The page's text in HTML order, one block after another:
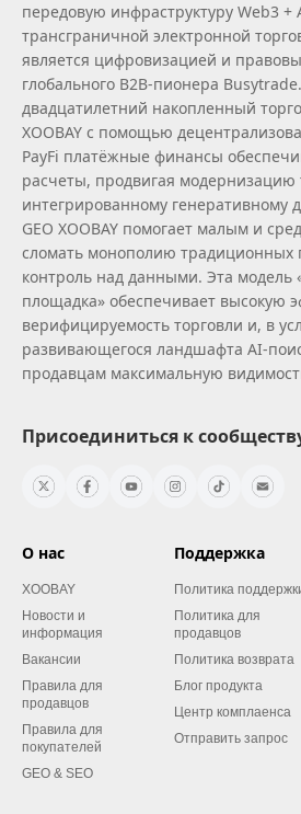
передовую инфраструктуру Web3 +
трансграничной электронной
является цифровизацией и
глобального B2B‑пионера
двадцатилетний накопленный
XOOBAY с помощью
PayFi платёжные финансы
расчеты, продвигая модернизацию
интегрированному генеративному
GEO XOOBAY помогает малым и
сломать монополию традиционных
контроль над данными. Эта модель
площадка» обеспечивает высокую
верифицируемость торговли и, в
развивающегося ландшафта
продавцам максимальную
Присоединиться к
О нас
XOOBAY
Новости и
информация
Вакансии
Правила для
продавцов
Правила для
покупателей
GEO & SEO
Поддержка
Политика
Политика для
продавцов
Политика возврата
Блог продукта
Центр комплаенса
Отправить запрос